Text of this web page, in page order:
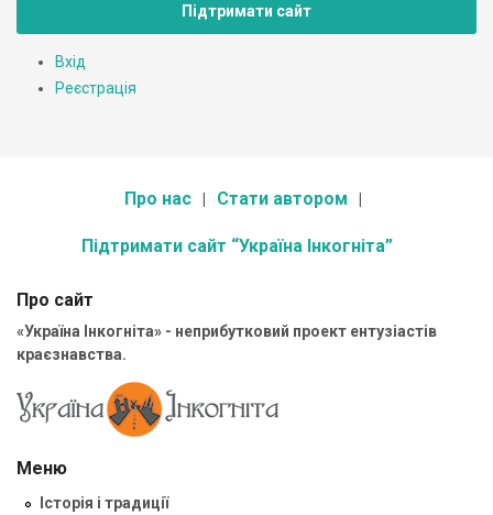
Підтримати сайт
Вхід
Реєстрація
Про нас Стати автором
Підтримати сайт “Україна Інкогніта”
Про сайт
«Україна Інкогніта» - неприбутковий проект ентузіастів
краєзнавства.
Меню
Історія і традиції